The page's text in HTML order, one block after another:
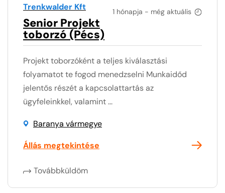
1 hónapja - még aktuális
Trenkwalder Kft
Senior Projekt
toborzó (Pécs)
Projekt toborzóként a teljes kiválasztási
folyamatot te fogod menedzselni Munkaidőd
jelentős részét a kapcsolattartás az
ügyfeleinkkel, valamint ...
Baranya vármegye
Állás megtekintése
Továbbküldöm